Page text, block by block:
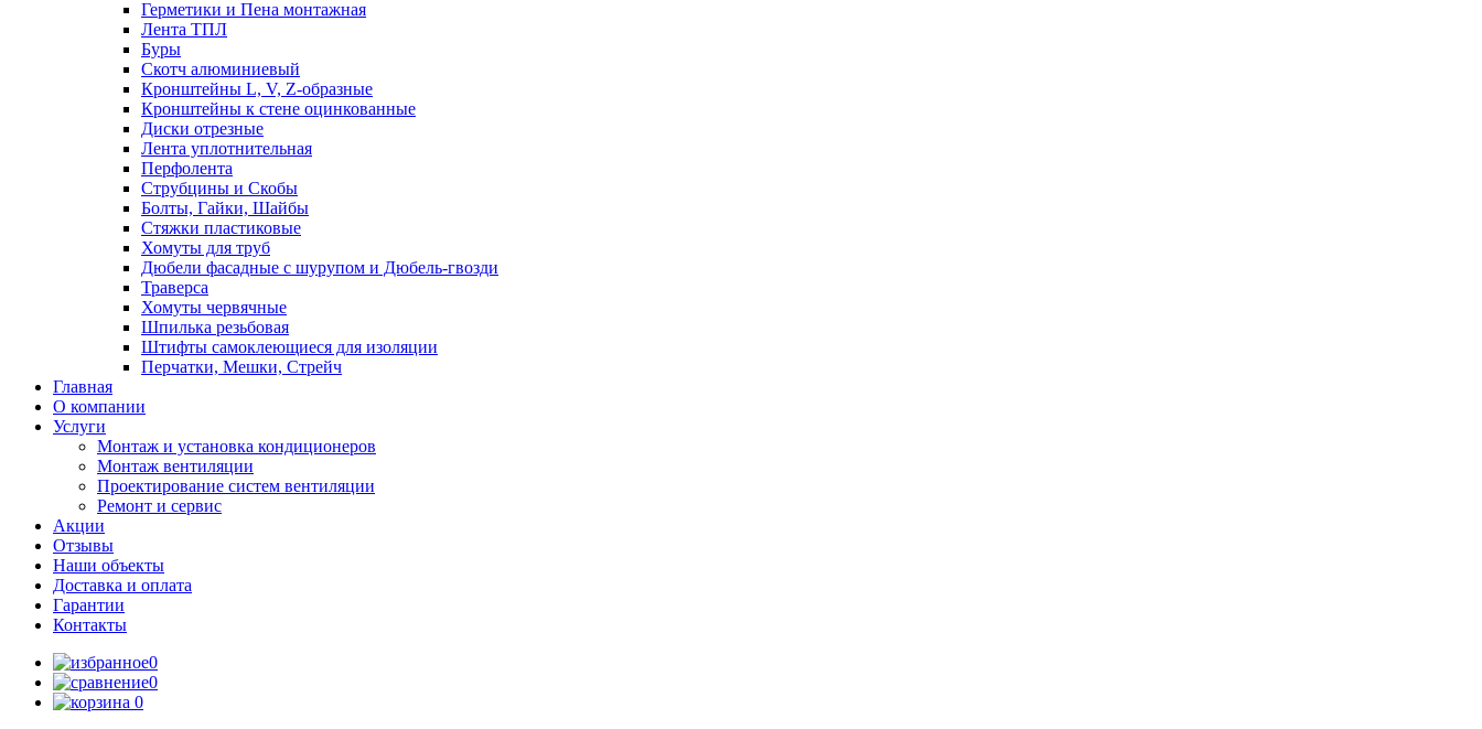
Герметики и Пена монтажная
Лента ТПЛ
Буры
Скотч алюминиевый
Кронштейны L, V, Z-образные
Кронштейны к стене оцинкованные
Диски отрезные
Лента уплотнительная
Перфолента
Струбцины и Скобы
Болты, Гайки, Шайбы
Стяжки пластиковые
Хомуты для труб
Дюбели фасадные с шурупом и Дюбель-гвозди
Траверса
Хомуты червячные
Шпилька резьбовая
Штифты самоклеющиеся для изоляции
Перчатки, Мешки, Стрейч
Главная
О компании
Услуги
Монтаж и установка кондиционеров
Монтаж вентиляции
Проектирование систем вентиляции
Ремонт и сервис
Акции
Отзывы
Наши объекты
Доставка и оплата
Гарантии
Контакты
0
0
0